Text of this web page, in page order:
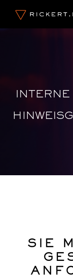
Inhalt
springen
SIE